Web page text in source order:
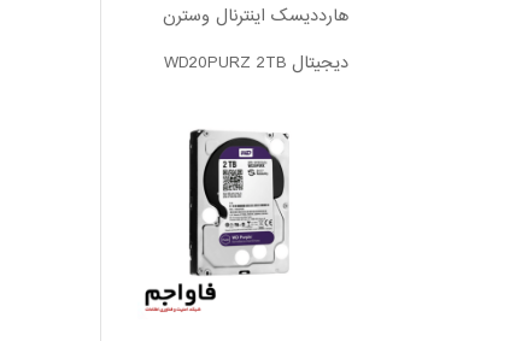
هارددیسک اینترنال وسترن
دیجیتال WD20PURZ 2TB